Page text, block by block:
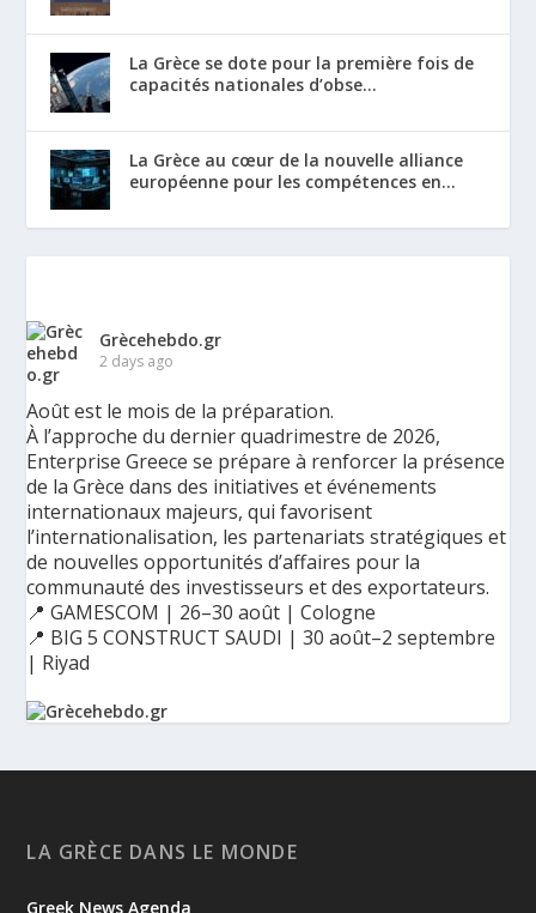
La Grèce se dote pour la première fois de
capacités nationales d’obse...
La Grèce au cœur de la nouvelle alliance
européenne pour les compétences en...
Grècehebdo.gr
2 days ago
Août est le mois de la préparation.
À l’approche du dernier quadrimestre de 2026,
Enterprise Greece se prépare à renforcer la présence
de la Grèce dans des initiatives et événements
internationaux majeurs, qui favorisent
l’internationalisation, les partenariats stratégiques et
de nouvelles opportunités d’affaires pour la
communauté des investisseurs et des exportateurs.
📍 GAMESCOM | 26–30 août | Cologne
📍 BIG 5 CONSTRUCT SAUDI | 30 août–2 septembre
| Riyad
Ελλάδας σε διεθνείς δράσεις, που ενισχύουν την
εξωστρέφεια, τις συνεργασίες και τις νέες επιχειρηματικές
LA GRÈCE DANS LE MONDE
Greek News Agenda